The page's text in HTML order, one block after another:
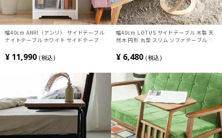
幅40cm ANRI（アンリ） サイドテーブル
ナイトテーブル ホワイト サイドテーブ
欧風 ナチュラル ST-AN50-40T-WH
¥ 11,990 税込
幅40cm LOTUS サイドテーブル 木製 天
然木 円形 丸型 スリム ソファテーブル リ
¥ 6,480 税込